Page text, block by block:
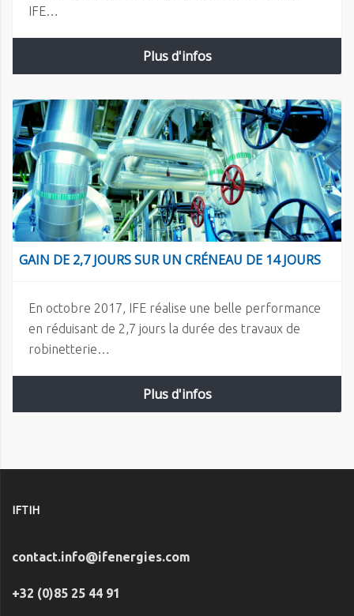
IFE…
Plus d'infos
GAIN DE 2,7 JOURS SUR UN CRÉNEAU DE 14 JOURS
En octobre 2017, IFE réalise une belle performance
en réduisant de 2,7 jours la durée des travaux de
robinetterie…
Plus d'infos
IFTIH
contact.info@ifenergies.com
+32 (0)85 25 44 91